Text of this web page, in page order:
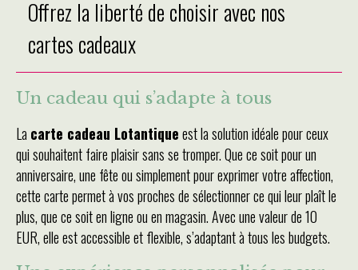
Offrez la liberté de choisir avec nos
cartes cadeaux
Un cadeau qui s’adapte à tous
La carte cadeau Lotantiqueest la solution idéale pour ceux
qui souhaitent faire plaisir sans se tromper. Que ce soit pour un
anniversaire, une fête ou simplement pour exprimer votre affection,
cette carte permet à vos proches de sélectionner ce qui leur plaît le
plus, que ce soit en ligne ou en magasin. Avec une valeur de 10
EUR, elle est accessible et flexible, s’adaptant à tous les budgets.